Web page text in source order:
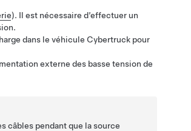
). Il est nécessaire d’effectuer un
dans le véhicule Cybertruck pour
externe des basse tension de
câbles pendant que la source